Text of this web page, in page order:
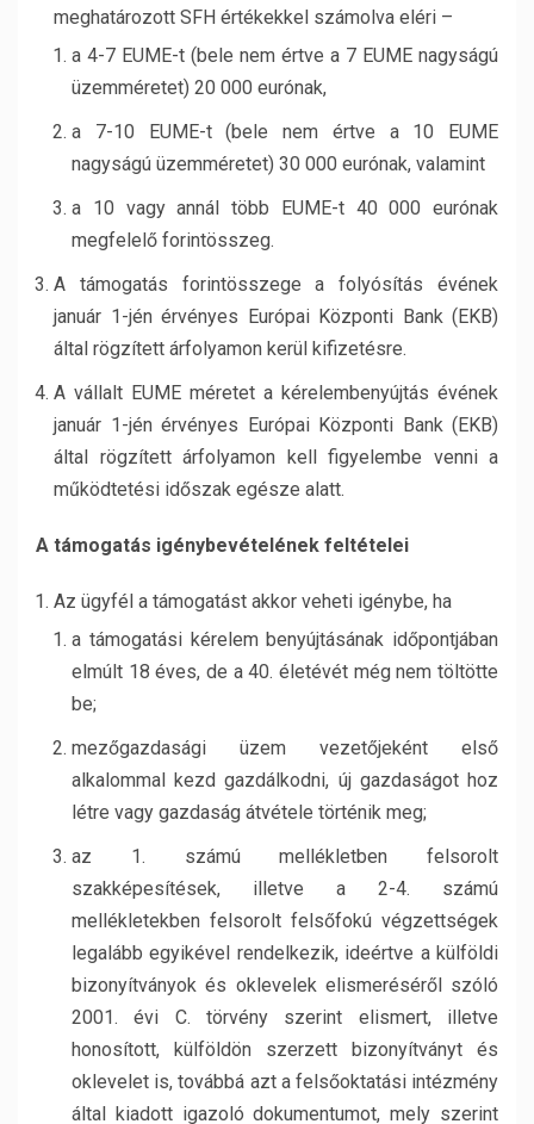
meghatározott SFH értékekkel számolva eléri –
a 4-7 EUME-t (bele nem értve a 7 EUME nagyságú
üzemméretet) 20 000 eurónak,
a 7-10 EUME-t (bele nem értve a 10 EUME
nagyságú üzemméretet) 30 000 eurónak, valamint
a 10 vagy annál több EUME-t 40 000 eurónak
megfelelő forintösszeg.
A támogatás forintösszege a folyósítás évének
január 1-jén érvényes Európai Központi Bank (EKB)
által rögzített árfolyamon kerül kifizetésre.
A vállalt EUME méretet a kérelembenyújtás évének
január 1-jén érvényes Európai Központi Bank (EKB)
által rögzített árfolyamon kell figyelembe venni a
működtetési időszak egésze alatt.
A támogatás igénybevételének feltételei
Az ügyfél a támogatást akkor veheti igénybe, ha
a támogatási kérelem benyújtásának időpontjában
elmúlt 18 éves, de a 40. életévét még nem töltötte
be;
mezőgazdasági üzem vezetőjeként első
alkalommal kezd gazdálkodni, új gazdaságot hoz
létre vagy gazdaság átvétele történik meg;
az 1. számú mellékletben felsorolt
szakképesítések, illetve a 2-4. számú
mellékletekben felsorolt felsőfokú végzettségek
legalább egyikével rendelkezik, ideértve a külföldi
bizonyítványok és oklevelek elismeréséről szóló
2001. évi C. törvény szerint elismert, illetve
honosított, külföldön szerzett bizonyítványt és
oklevelet is, továbbá azt a felsőoktatási intézmény
által kiadott igazoló dokumentumot, mely szerint